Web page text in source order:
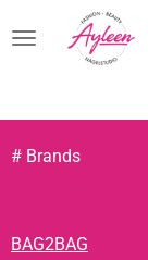
direct
# Brands
BAG2BAG